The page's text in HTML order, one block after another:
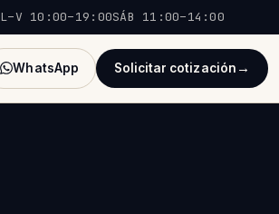
L–V 10:00–19:00SÁB 11:00–14:00
WhatsApp Solicitar cotización →